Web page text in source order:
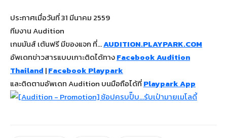
ประกาศเมื่อวันที่ 31 มีนาคม 2559
ทีมงาน Audition
เกมมันส์ เต้นฟรี มีของแจก ที่…AUDITION.PLAYPARK.COM
อัพเดทข่าวสารแบบเกาะติดได้ทางFacebook Audition
Thailand |Facebook Playpark
และติดตามอัพเดท Audition บนมือถือได้ที่Playpark App